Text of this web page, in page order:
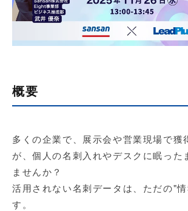
広告プロモーションの製品
【塾・個別塾業界向け】新規
集客Web広告パッケージ
ジ
WEBプラス
概要
多くの企業で、展示会や営業現場で獲
が、個人の名刺入れやデスクに眠った
ませんか？
活用されない名刺データは、ただの"
す。